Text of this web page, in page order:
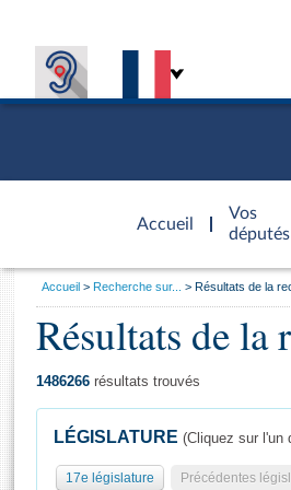
Accueil
d'accueil
Vos
députés
Général
Vous
Accueil Recherche sur... Résultats de la
Résultats de la
1486266 résultats trouvés
LÉGISLATURE (Cliquez sur l'un
17e législature Précédentes